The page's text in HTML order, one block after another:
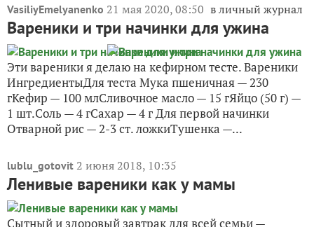
VasiliyEmelyanenko 21 мая 2020, 08:50 в личный журнал
Вареники и три начинки для ужина
Эти вареники я делаю на кефирном тесте. Вареники
ИнгредиентыДля теста Мука пшеничная — 230
гКефир — 100 млСливочное масло — 15 гЯйцо (50 г) —
1 шт.Соль — 4 гСахар — 4 г Для первой начинки
Отварной рис — 2-3 ст. ложкиТушенка —...
lublu_gotovit 2 июня 2018, 10:35
Ленивые вареники как у мамы
Сытный и здоровый завтрак для всей семьи —